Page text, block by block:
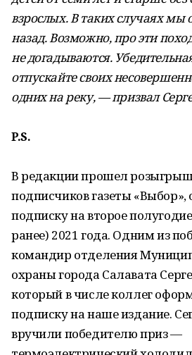
взрослых. В таких случаях мы
назад. Возможно, про эти
не догадываются.
отпускайте своих
одних на реку, — призвал
P.S.
В редакции прошел розыгрыш
подписчиков газеты
подписку на второе
ранее) 2021 года. Одним из
командир отделения
охраны города Салавата
который в числе коллег
подписку на наше издание.
вручили победителю приз —